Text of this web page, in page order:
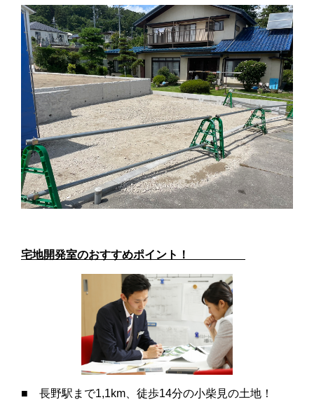
宅地開発室のおすすめポイント！
■ 長野駅まで1,1km、徒歩14分の小柴見の土地！